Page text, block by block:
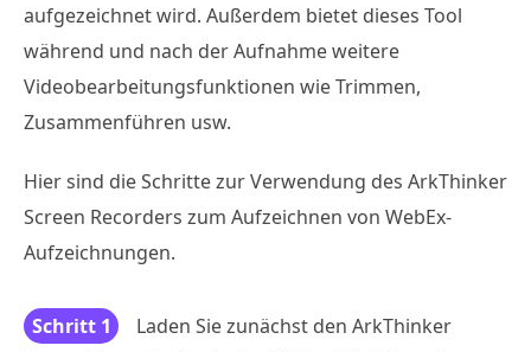
aufgezeichnet wird. Außerdem bietet dieses Tool
während und nach der Aufnahme weitere
Videobearbeitungsfunktionen wie Trimmen,
Zusammenführen usw.
Hier sind die Schritte zur Verwendung des ArkThinker
Screen Recorders zum Aufzeichnen von WebEx-
Aufzeichnungen.
Schritt 1
Laden Sie zunächst den ArkThinker